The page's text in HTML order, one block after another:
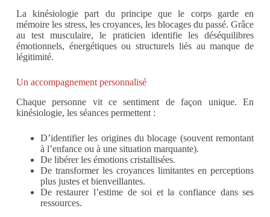
La kinésiologie part du principe que le corps garde en
mémoire les stress, les croyances, les blocages du passé. Grâce
au test musculaire, le praticien identifie les déséquilibres
émotionnels, énergétiques ou structurels liés au manque de
légitimité.
Un accompagnement personnalisé
Chaque personne vit ce sentiment de façon unique. En
kinésiologie, les séances permettent :
D’identifier les origines du blocage (souvent remontant
à l’enfance ou à une situation marquante).
De libérer les émotions cristallisées.
De transformer les croyances limitantes en perceptions
plus justes et bienveillantes.
De restaurer l’estime de soi et la confiance dans ses
ressources.